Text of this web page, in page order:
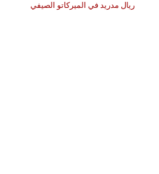
ريال مدريد في الميركاتو الصيفي